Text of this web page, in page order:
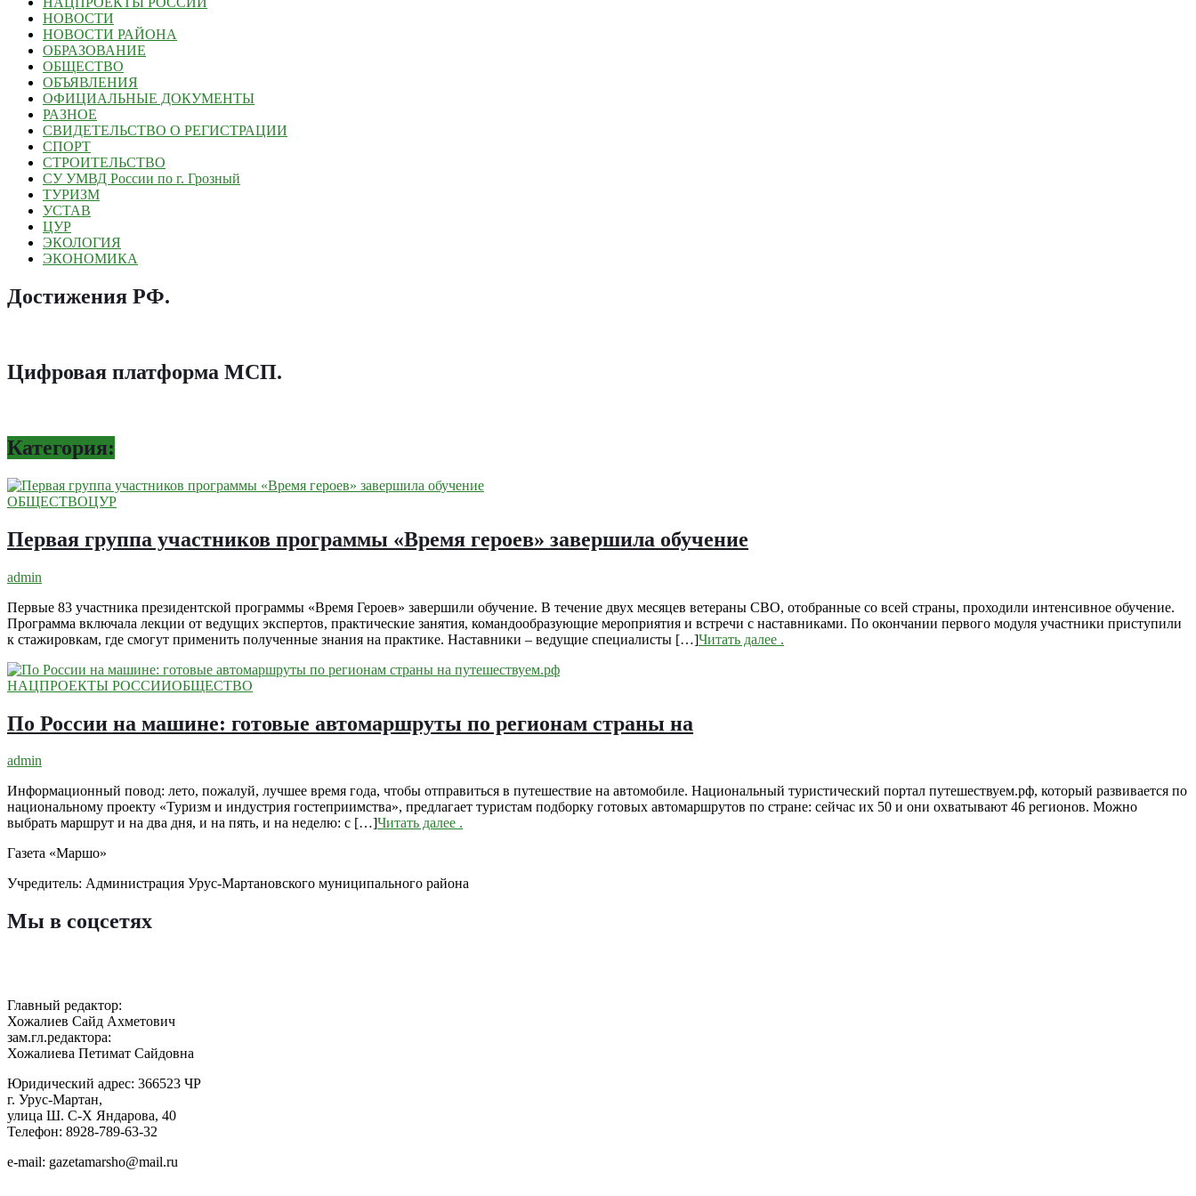
НОВОСТИ
НОВОСТИ РАЙОНА
ОБРАЗОВАНИЕ
ОБЩЕСТВО
ОБЪЯВЛЕНИЯ
ОФИЦИАЛЬНЫЕ ДОКУМЕНТЫ
РАЗНОЕ
СВИДЕТЕЛЬСТВО О РЕГИСТРАЦИИ
СПОРТ
СТРОИТЕЛЬСТВО
СУ УМВД России по г. Грозный
ТУРИЗМ
УСТАВ
ЦУР
ЭКОЛОГИЯ
ЭКОНОМИКА
Достижения РФ.
Цифровая платформа МСП.
Категория:
ОБЩЕСТВОЦУР
Первая группа участников программы «Время героев» завершила обучение
admin
Первые 83 участника президентской программы «Время Героев» завершили обучение. В течение двух месяцев ветераны СВО, отобранные со всей страны, проходили интенсивное обучение.
Программа включала лекции от ведущих экспертов, практические занятия, командообразующие мероприятия и встречи с наставниками. По окончании первого модуля участники приступили
к стажировкам, где смогут применить полученные знания на практике. Наставники – ведущие специалисты […]Читать далее .
НАЦПРОЕКТЫ РОССИИОБЩЕСТВО
По России на машине: готовые автомаршруты по регионам страны на
admin
Информационный повод: лето, пожалуй, лучшее время года, чтобы отправиться в путешествие на автомобиле. Национальный туристический портал путешествуем.рф, который развивается по
национальному проекту «Туризм и индустрия гостеприимства», предлагает туристам подборку готовых автомаршрутов по стране: сейчас их 50 и они охватывают 46 регионов. Можно
выбрать маршрут и на два дня, и на пять, и на неделю: с […]Читать далее .
Газета «Маршо»
Учредитель: Администрация Урус-Мартановского муниципального района
Мы в соцсетях
Главный редактор:
Хожалиев Сайд Ахметович
зам.гл.редактора:
Хожалиева Петимат Сайдовна
Юридический адрес: 366523 ЧР
г. Урус-Мартан,
улица Ш. С-Х Яндарова, 40
Телефон: 8928-789-63-32
e-mail: gazetamarsho@mail.ru